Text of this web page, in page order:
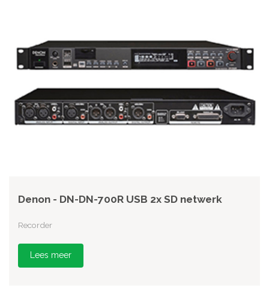
Denon - DN-DN-700R USB 2x SD netwerk
Recorder
Lees meer